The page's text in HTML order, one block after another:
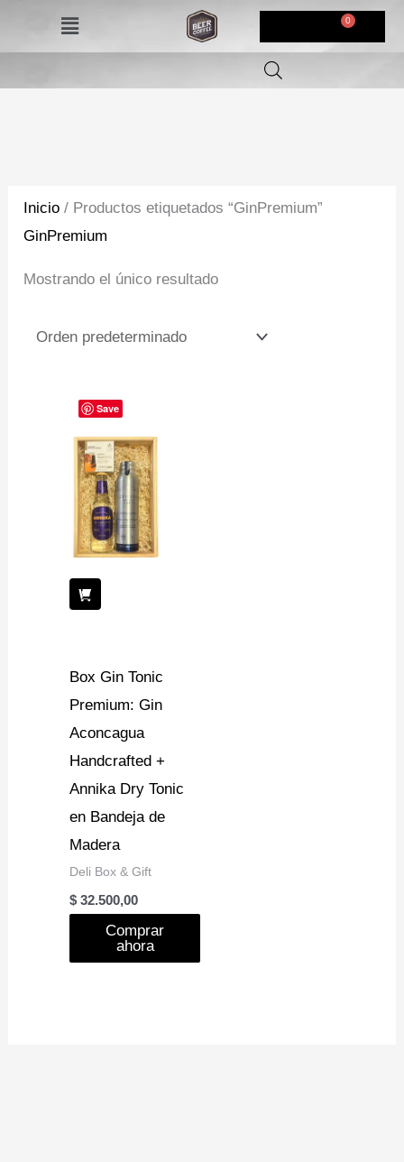
Menú
Inicio / Productos etiquetados “GinPremium”
GinPremium
Mostrando el único resultado
Save
Box Gin Tonic
Premium: Gin
Aconcagua
Handcrafted +
Annika Dry Tonic
en Bandeja de
Madera
Deli Box & Gift
$ 32.500,00
Comprar
ahora